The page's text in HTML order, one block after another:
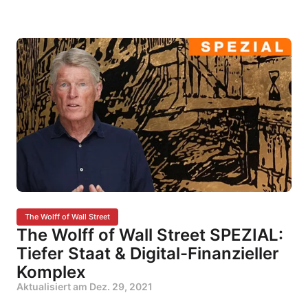
The Wolff of Wall Street
The Wolff of Wall Street SPEZIAL:
Tiefer Staat & Digital-Finanzieller
Komplex
Aktualisiert am Dez. 29, 2021